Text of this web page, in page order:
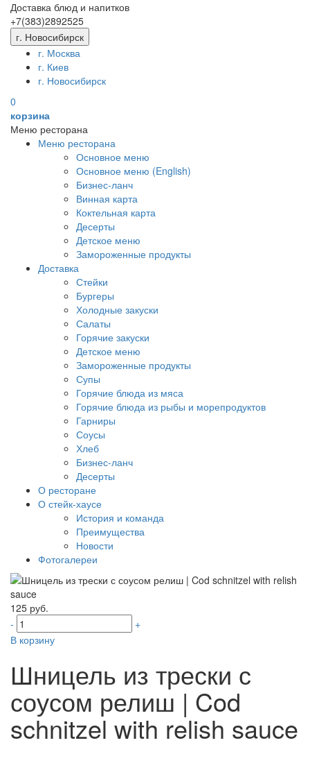
Доставка блюд и напитков
+7(383)2892525
г. Новосибирск
г. Москва
г. Киев
г. Новосибирск
0
корзина
Меню ресторана
Меню ресторана
Основное меню
Основное меню (English)
Бизнес-ланч
Винная карта
Коктельная карта
Десерты
Детское меню
Замороженные продукты
Доставка
Стейки
Бургеры
Холодные закуски
Салаты
Горячие закуски
Детское меню
Замороженные продукты
Супы
Горячие блюда из мяса
Горячие блюда из рыбы и морепродуктов
Гарниры
Соусы
Хлеб
Бизнес-ланч
Десерты
О ресторане
О стейк-хаусе
История и команда
Преимущества
Новости
Фотогалереи
125 руб.
-
+
В корзину
Шницель из трески с
соусом релиш | Cod
schnitzel with relish sauce